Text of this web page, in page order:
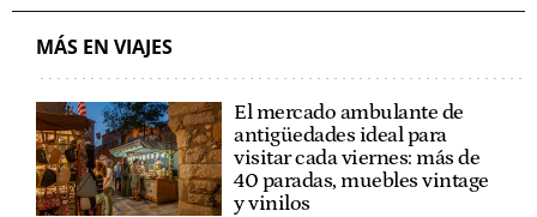
MÁS EN VIAJES
El mercado ambulante de
antigüedades ideal para
visitar cada viernes: más de
40 paradas, muebles vintage
y vinilos